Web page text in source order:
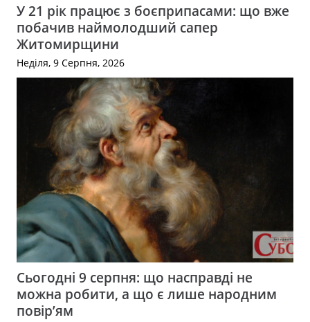
У 21 рік працює з боєприпасами: що вже
побачив наймолодший сапер
Житомирщини
Неділя, 9 Серпня, 2026
Сьогодні 9 серпня: що насправді не
можна робити, а що є лише народним
повір’ям